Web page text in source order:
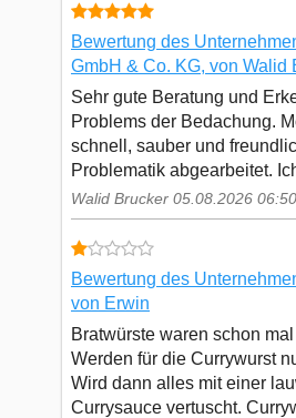
Bewertung des
GmbH & Co. KG, von Walid
Sehr gute Beratung und
Problems der Bedachung.
schnell, sauber und
Problematik abgearbeitet.
Walid Brucker 05.08.2026 06:50
Bewertung des
von Erwin
Bratwürste waren schon
Werden für die Currywurst
Wird dann alles mit einer
Currysauce vertuscht.